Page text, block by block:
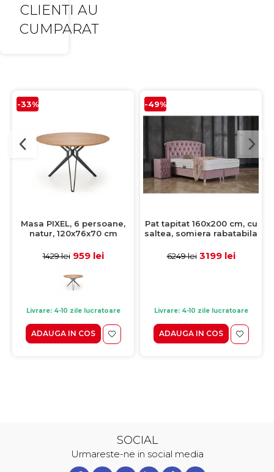
CLIENTI AU
CUMPARAT
-33%
Masa PIXEL, 6 persoane,
natur, 120x76x70 cm
1429 lei 959 lei
Livrare: 4-10 zile lucratoare
ADAUGA IN COS
-49%
Pat tapitat 160x200 cm, cu
saltea, somiera rabatabila
stofa roz
6249 lei 3199 lei
Livrare: 4-10 zile lucratoare
ADAUGA IN COS
SOCIAL
Urmareste-ne in social media